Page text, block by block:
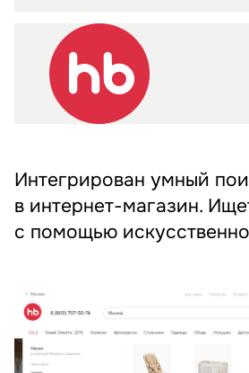
Интегрирован умный
в интернет-магазин.
с помощью